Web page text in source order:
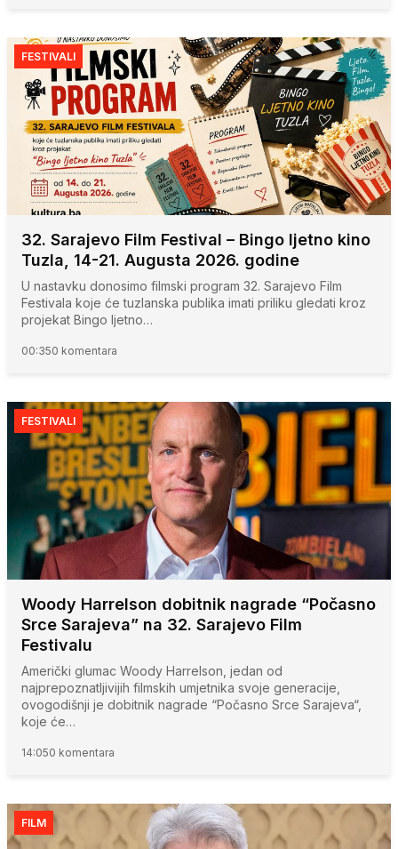
FESTIVALI
32. Sarajevo Film Festival – Bingo ljetno kino
Tuzla, 14-21. Augusta 2026. godine
U nastavku donosimo filmski program 32. Sarajevo Film
Festivala koje će tuzlanska publika imati priliku gledati kroz
projekat Bingo ljetno…
00:350 komentara
FESTIVALI
Woody Harrelson dobitnik nagrade “Počasno
Srce Sarajeva” na 32. Sarajevo Film
Festivalu
Američki glumac Woody Harrelson, jedan od
najprepoznatljivijih filmskih umjetnika svoje generacije,
ovogodišnji je dobitnik nagrade “Počasno Srce Sarajeva“,
koje će…
14:050 komentara
FILM